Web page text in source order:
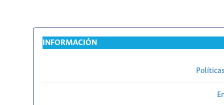
INFORMACIÓN